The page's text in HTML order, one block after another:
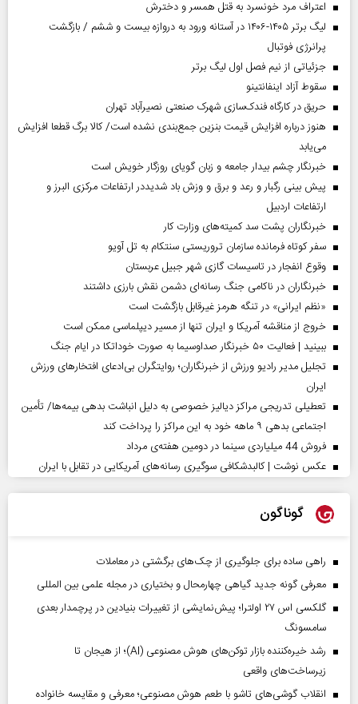
اعتراف مرد خونسرد به قتل همسر و دخترش
لیگ برتر ۱۴۰۵-۱۴۰۶ در آستانه ورود به دروازه بیست و ششم / بازگشت
پرانرژی فوتبال
جزئیاتی از نیم فصل اول لیگ برتر
سقوط آزاد اینفانتینو
حریق در کارگاه فندک‌سازی شهرک صنعتی نصیرآباد تهران
هنوز درباره افزایش قیمت بنزین جمع‌بندی نشده است/ کالا برگ قطعا افزایش
می‌یابد
خبرنگار چشم بیدار جامعه و زبان گویای روزگار خویش است
پیش بینی رگبار و رعد و برق و وزش باد شدیددر ارتفاعات مرکزی البرز و
ارتفاعات اردبیل
خبرنگاران پشت سد کمیته‌های وزارت کار
سفر کوتاه فرمانده سازمان تروریستی سنتکام به تل آویو
وقوع انفجار در تاسیسات گازی شهر جبیل عربستان
خبرنگاران در ناکامی جنگ رسانه‌ای دشمن نقش بارزی داشتند
«نظم ایرانی» در تنگه هرمز غیرقابل بازگشت است
خروج از مناقشه آمریکا و ایران تنها از مسیر دیپلماسی ممکن است
ببینید | فعالیت ۵۰ خبرنگار صداوسیما به صورت خوداتکا در ایام جنگ
تجلیل مدیر رادیو ورزش از خبرنگاران؛ روایتگران بی‌ادعای افتخارهای ورزش
ایران
تعطیلی تدریجی مراکز دیالیز خصوصی به دلیل انباشت بدهی بیمه‌ها/ تأمین
اجتماعی بدهی ۹ ماهه خود به این مراکز را پرداخت کند
فروش 44 میلیاردی سینما در دومین هفته‌ی مرداد
عکس نوشت | کالبدشکافی سوگیری رسانه‌های آمریکایی در تقابل با ایران
گوناگون
راهی ساده برای جلوگیری از چک‌های برگشتی در معاملات
معرفی گونه جدید گیاهی چهارمحال و بختیاری در مجله علمی بین المللی
گلکسی اس ۲۷ اولترا؛ پیش‌نمایشی از تغییرات بنیادین در پرچمدار بعدی
سامسونگ
رشد خیره‌کننده بازار توکن‌های هوش مصنوعی (AI)؛ از هیجان تا
زیرساخت‌های واقعی
انقلاب گوشی‌های تاشو‌ با طعم هوش مصنوعی؛ معرفی و مقایسه خانواده